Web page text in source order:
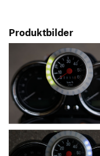
Produktbilder